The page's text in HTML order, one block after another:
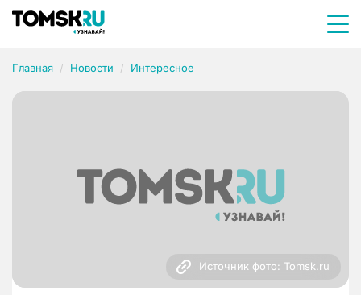
Главная Новости Интересное
Источник фото: Tomsk.ru